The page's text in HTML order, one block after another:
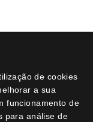
de cookies
a sua
funcionamento de
para análise de